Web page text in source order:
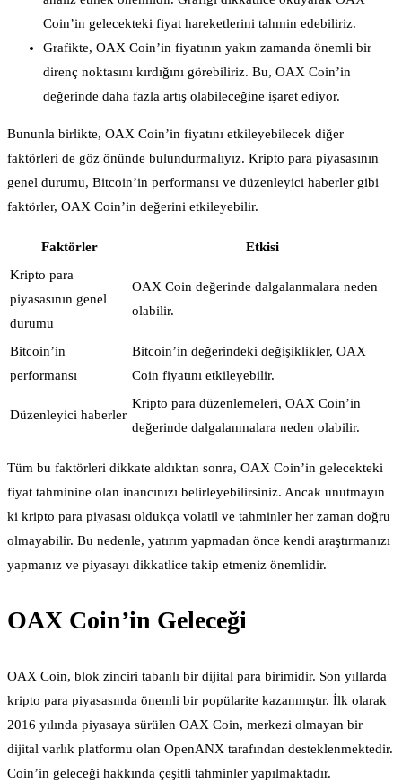
Coin’in gelecekteki fiyat hareketlerini tahmin edebiliriz.
Grafikte, OAX Coin’in fiyatının yakın zamanda önemli bir
direnç noktasını kırdığını görebiliriz. Bu, OAX Coin’in
değerinde daha fazla artış olabileceğine işaret ediyor.
Bununla birlikte, OAX Coin’in fiyatını etkileyebilecek diğer
faktörleri de göz önünde bulundurmalıyız. Kripto para piyasasının
genel durumu, Bitcoin’in performansı ve düzenleyici haberler gibi
faktörler, OAX Coin’in değerini etkileyebilir.
Faktörler
Etkisi
Kripto para
piyasasının genel
durumu
OAX Coin değerinde dalgalanmalara neden
olabilir.
Bitcoin’in
performansı
Bitcoin’in değerindeki değişiklikler, OAX
Coin fiyatını etkileyebilir.
Düzenleyici haberler
Kripto para düzenlemeleri, OAX Coin’in
değerinde dalgalanmalara neden olabilir.
Tüm bu faktörleri dikkate aldıktan sonra, OAX Coin’in gelecekteki
fiyat tahminine olan inancınızı belirleyebilirsiniz. Ancak unutmayın
ki kripto para piyasası oldukça volatil ve tahminler her zaman doğru
olmayabilir. Bu nedenle, yatırım yapmadan önce kendi araştırmanızı
yapmanız ve piyasayı dikkatlice takip etmeniz önemlidir.
OAX Coin’in Geleceği
OAX Coin, blok zinciri tabanlı bir dijital para birimidir. Son yıllarda
kripto para piyasasında önemli bir popülarite kazanmıştır. İlk olarak
2016 yılında piyasaya sürülen OAX Coin, merkezi olmayan bir
dijital varlık platformu olan OpenANX tarafından desteklenmektedir.
Coin’in geleceği hakkında çeşitli tahminler yapılmaktadır.